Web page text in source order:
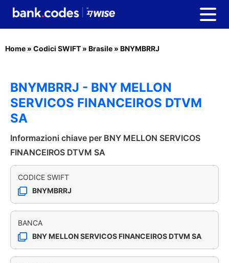
Home » Codici SWIFT » Brasile » BNYMBRRJ
BNYMBRRJ - BNY MELLON
SERVICOS FINANCEIROS DTVM
SA
Informazioni chiave per BNY MELLON SERVICOS
FINANCEIROS DTVM SA
CODICE SWIFT
BNYMBRRJ
BANCA
BNY MELLON SERVICOS FINANCEIROS DTVM SA